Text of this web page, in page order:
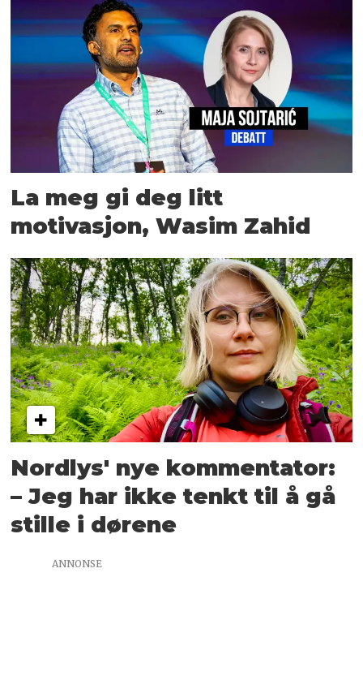
La meg gi deg litt
motivasjon, Wasim Zahid
Nordlys' nye kommentator:
– Jeg har ikke tenkt til å gå
stille i dørene
ANNONSE